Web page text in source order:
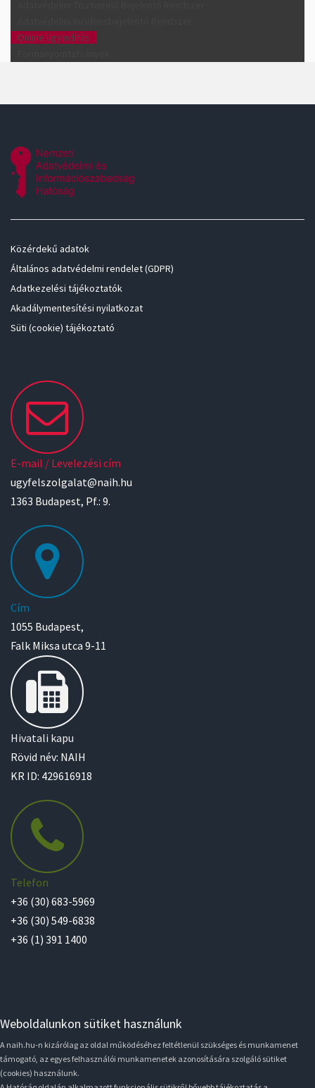
Online ügyindítás
Közérdekű adatok
Általános adatvédelmi rendelet (GDPR)
Adatkezelési tájékoztatók
Akadálymentesítési nyilatkozat
Süti (cookie) tájékoztató
E-mail / Levelezési cím
ugyfelszolgalat@naih.hu
1363 Budapest, Pf.: 9.
Cím
1055 Budapest,
Falk Miksa utca 9-11
Hivatali kapu
Rövid név: NAIH
KR ID: 429616918
Telefon
+36 (30) 683-5969
+36 (30) 549-6838
+36 (1) 391 1400
Weboldalunkon sütiket használunk
A naih.hu-n kizárólag az oldal működéséhez feltétlenül szükséges és munkamenet
támogató, az egyes felhasználói munkamenetek azonosítására szolgáló sütiket
(cookies) használunk.